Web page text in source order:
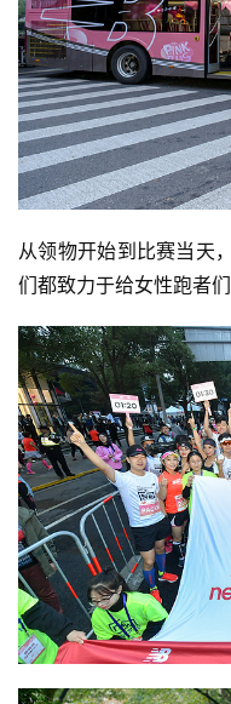
从领物开始到比赛当天
们都致力于给女性跑者